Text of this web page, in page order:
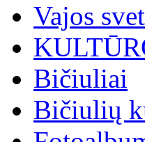
Vajos
Bičiuliai
Bičiulių